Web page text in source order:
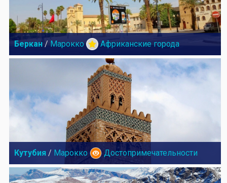
Беркан / Марокко Африканские города
Кутубия / Марокко Достопримечательности